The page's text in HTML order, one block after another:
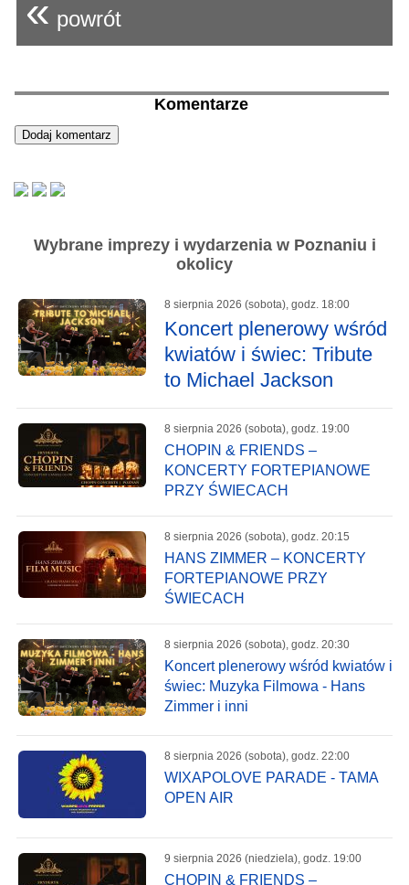
« powrót
Komentarze
Wybrane imprezy i wydarzenia w Poznaniu i
okolicy
8 sierpnia 2026 (sobota), godz. 18:00
Koncert plenerowy wśród
kwiatów i świec: Tribute
to Michael Jackson
8 sierpnia 2026 (sobota), godz. 19:00
CHOPIN & FRIENDS –
KONCERTY FORTEPIANOWE
PRZY ŚWIECACH
8 sierpnia 2026 (sobota), godz. 20:15
HANS ZIMMER – KONCERTY
FORTEPIANOWE PRZY
ŚWIECACH
8 sierpnia 2026 (sobota), godz. 20:30
Koncert plenerowy wśród kwiatów i
świec: Muzyka Filmowa - Hans
Zimmer i inni
8 sierpnia 2026 (sobota), godz. 22:00
WIXAPOLOVE PARADE - TAMA
OPEN AIR
9 sierpnia 2026 (niedziela), godz. 19:00
CHOPIN & FRIENDS –